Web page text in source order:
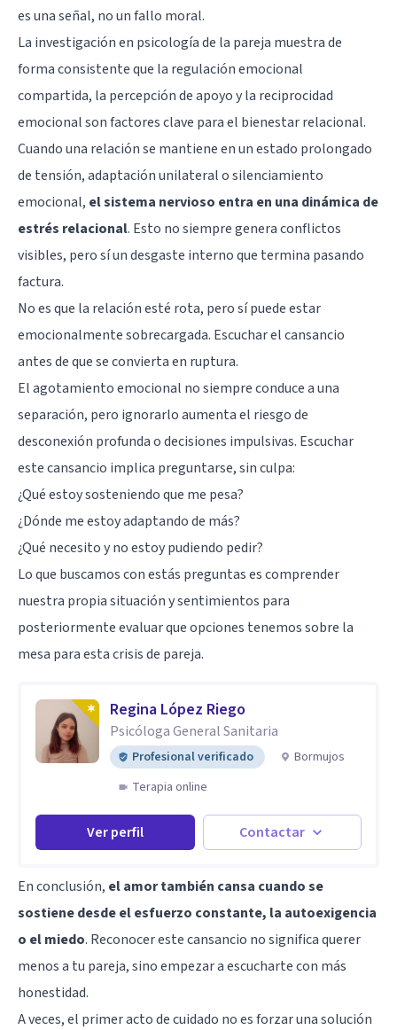
es una señal, no un fallo moral.
La investigación en psicología de la pareja muestra de
forma consistente que la regulación emocional
compartida, la percepción de apoyo y la reciprocidad
emocional son factores clave para el bienestar relacional.
Cuando una relación se mantiene en un estado prolongado
de tensión, adaptación unilateral o silenciamiento
emocional, elsistema nervioso entra en una dinámica de
estrés relacional. Esto no siempre genera conflictos
visibles, pero sí un desgaste interno que termina pasando
factura.
No es que la relación esté rota, pero sí puede estar
emocionalmente sobrecargada. Escuchar el cansancio
antes de que se convierta en ruptura.
El agotamiento emocional no siempre conduce a una
separación, pero ignorarlo aumenta el riesgo de
desconexión profunda o decisiones impulsivas. Escuchar
este cansancio implica preguntarse, sin culpa:
¿Qué estoy sosteniendo que me pesa?
¿Dónde me estoy adaptando de más?
¿Qué necesito y no estoy pudiendo pedir?
Lo que buscamos con estás preguntas es comprender
nuestra propia situación y sentimientos para
posteriormente evaluar que opciones tenemos sobre la
mesa para esta crisis de pareja.
Regina López Riego
Psicóloga General Sanitaria
Profesional verificado
Bormujos
Terapia online
Ver perfil Contactar
En conclusión, el amor también cansa cuando se
sostiene desde el esfuerzo constante, la autoexigencia
o el miedo. Reconocer este cansancio no significa querer
menos a tu pareja, sino empezar a escucharte con más
honestidad.
A veces, el primer acto de cuidado no es forzar una solución